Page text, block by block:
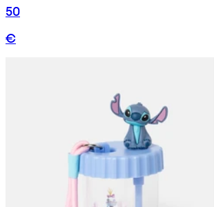
50
€